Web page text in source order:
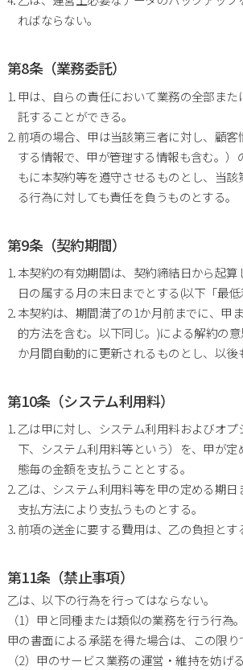
ればならない。
第8条（業務委託）
甲は、自らの責任において業務の全部ま
託することができる。
前項の場合、甲は当該第三者に対し、顧
する情報で、甲が管理する情報も含む。）
もに本契約等を遵守させるものとし、当
る行為に対しても責任を負うものとする。
第9条（契約期間）
本契約の有効期間は、契約締結日から起算
日の属する月の末日までとする(以下「最低
本契約は、期間満了の1か月前までに、甲
的方法を含む。以下同じ。)による解約の
か月間自動的に更新されるものとし、以後
第10条（システム利用料）
乙は甲に対し、システム利用料およびオ
下、システム利用料等という）を、甲が
態毎の金額を支払うこととする。
乙は、システム利用料等を甲の定める期日
支払方法により支払うものとする。
前項の送金に要する費用は、乙の負担とす
第11条（禁止事項）
乙は、以下の行為を行ってはならない。
（1）甲と同種または類似の業務を行う行為
甲の書面による承諾を得た場合は、この限り
（2）甲のサービス業務の運営・維持を妨げ